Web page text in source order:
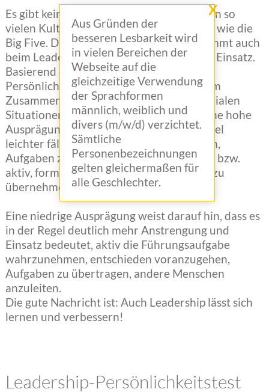
Es gibt kein Persönlichkeitskonzept, dass in so
vielen Kulturen repliziert werden konnte, wie die
Big Five. Dieses umfangreiche Wissen kommt auch
beim Leadership-Persönlichkeitstest zum Einsatz.
Basierend darauf, welche
Persönlichkeitseigenschaften mit Erfolg im
Zusammenhang stehen und welche in sozialen
Situationen von Bedeutung sind, weist eine hohe
Ausprägung darauf hin, dass es in der Regel
leichter fällt, andere Menschen anzuleiten,
Aufgaben zu übertragen, zu kontrollieren bzw.
aktiv, formell oder informell die Führung zu
übernehmen.
Eine niedrige Ausprägung weist darauf hin, dass es
in der Regel deutlich mehr Anstrengung und
Einsatz bedeutet, aktiv die Führungsaufgabe
wahrzunehmen, entschieden voranzugehen,
Aufgaben zu übertragen, andere Menschen
anzuleiten.
Die gute Nachricht ist: Auch Leadership lässt sich
lernen und verbessern!
Leadership-Persönlichkeitstest
X
Aus Gründen der
besseren Lesbarkeit wird
in vielen Bereichen der
Webseite auf die
gleichzeitige Verwendung
der Sprachformen
männlich, weiblich und
divers (m/w/d) verzichtet.
Sämtliche
Personenbezeichnungen
gelten gleichermaßen für
alle Geschlechter.